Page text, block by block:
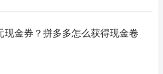
现金券？拼多多怎么获得现金卷